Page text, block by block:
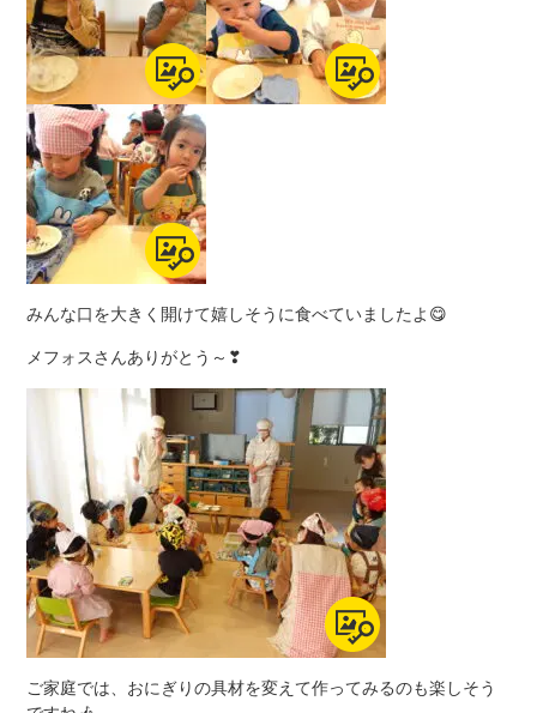
みんな口を大きく開けて嬉しそうに食べていましたよ😋
メフォスさんありがとう～❣
ご家庭では、おにぎりの具材を変えて作ってみるのも楽しそう